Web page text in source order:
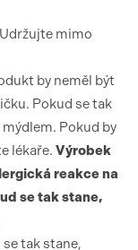
mimo
by neměl být
Pokud se tak
Pokud by
lékaře. Výrobek
reakce na
se tak stane,
tak stane,